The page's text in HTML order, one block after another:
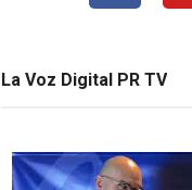
La Voz Digital PR TV